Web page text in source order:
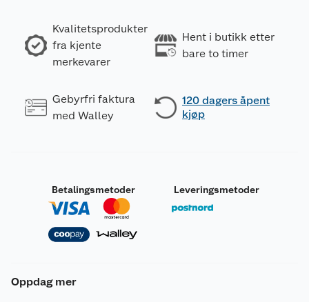
Kvalitetsprodukter
fra kjente
merkevarer
Hent i butikk etter
bare to timer
Gebyrfri faktura
med Walley
120 dagers åpent
kjøp
Betalingsmetoder Leveringsmetoder
Oppdag mer